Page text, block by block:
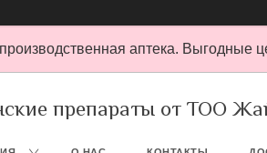
аптека. Выгодные
препараты от ТОО